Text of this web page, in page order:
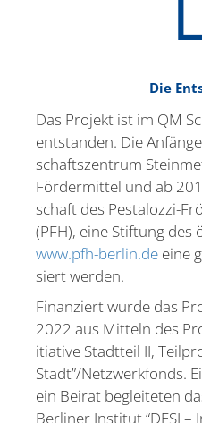
Die
Das Projekt ist im QM
entstanden. Die
schafts­zentrum
Förder­mittel und ab
schaft des Pesta­lozzi-
(PFH), eine Stiftung des
www.pfh-berlin.de eine
siert werden.
Finan­ziert wurde das
2022 aus Mitteln des
itiative Stadtteil II,
Stadt”/Netzwerkfonds.
ein Beirat beglei­teten
Berliner Institut “DESI